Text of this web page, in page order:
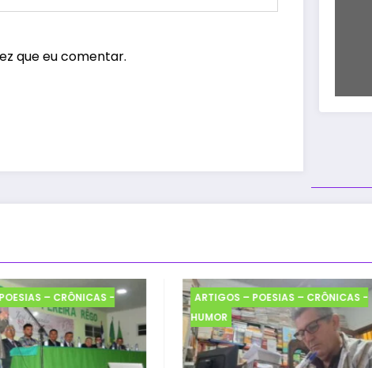
que eu comentar.
– CRÔNICAS -
ARTIGOS – POESIAS – CRÔNICAS -
HUMOR